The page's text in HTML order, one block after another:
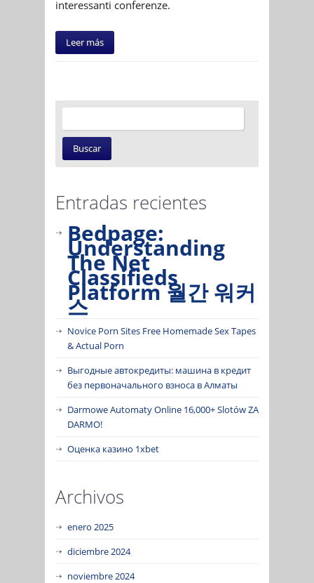
interessanti conferenze.
Leer más
Entradas recientes
Bedpage:
Understanding
The Net
Classifieds
Platform 월간 워커
스
Novice Porn Sites Free Homemade Sex Tapes
& Actual Porn
Выгодные автокредиты: машина в кредит
без первоначального взноса в Алматы
Darmowe Automaty Online 16,000+ Slotów ZA
DARMO!
Оценка казино 1xbet
Archivos
enero 2025
diciembre 2024
noviembre 2024